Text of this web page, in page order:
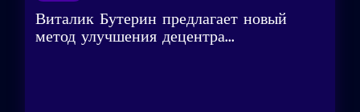
Виталик Бутерин предлагает новый
метод улучшения децентра...